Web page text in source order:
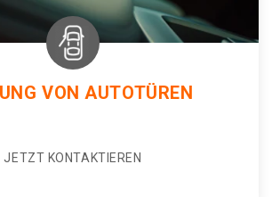
VON AUTOTÜREN
JETZT KONTAKTIEREN